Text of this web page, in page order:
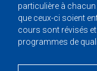
particulière à
que ceux-ci soient
cours sont révisés
programmes de